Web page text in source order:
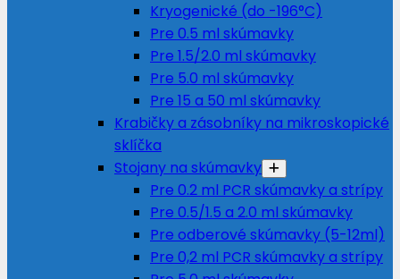
Kryogenické (do -196°C)
Pre 0.5 ml skúmavky
Pre 1.5/2.0 ml skúmavky
Pre 5.0 ml skúmavky
Pre 15 a 50 ml skúmavky
Krabičky a zásobníky na mikroskopické
sklíčka
Stojany na skúmavky
Pre 0.2 ml PCR skúmavky a strípy
Pre 0.5/1.5 a 2.0 ml skúmavky
Pre odberové skúmavky (5-12ml)
Pre 0,2 ml PCR skúmavky a strípy